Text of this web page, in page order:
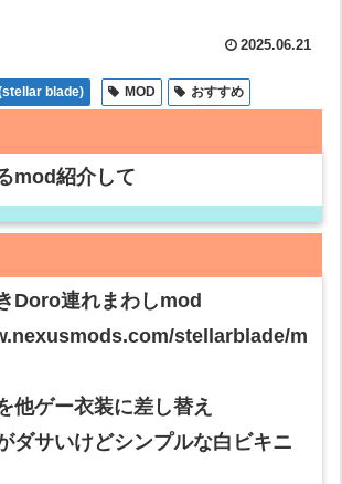
2025.06.21
blade) MOD おすすめ
mod紹介して
Doro連れまわしmod
stellarblade/m
他ゲー衣装に差し替え
ダサいけどシンプルな白ビキニ